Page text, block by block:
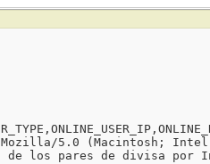
5.0 (Macintosh; Intel
de los pares de divisa por